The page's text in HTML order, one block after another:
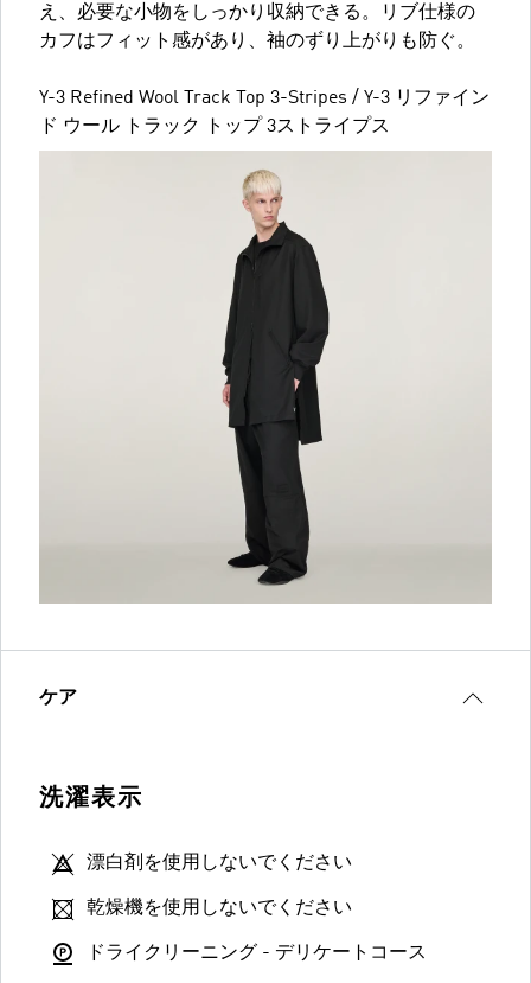
え、必要な小物をしっかり収納できる。リブ仕様の
カフはフィット感があり、袖のずり上がりも防ぐ。
Y-3 Refined Wool Track Top 3-Stripes / Y-3 リファイン
ド ウール トラック トップ 3ストライプス
ケア
洗濯表示
漂白剤を使用しないでください
乾燥機を使用しないでください
ドライクリーニング - デリケートコース